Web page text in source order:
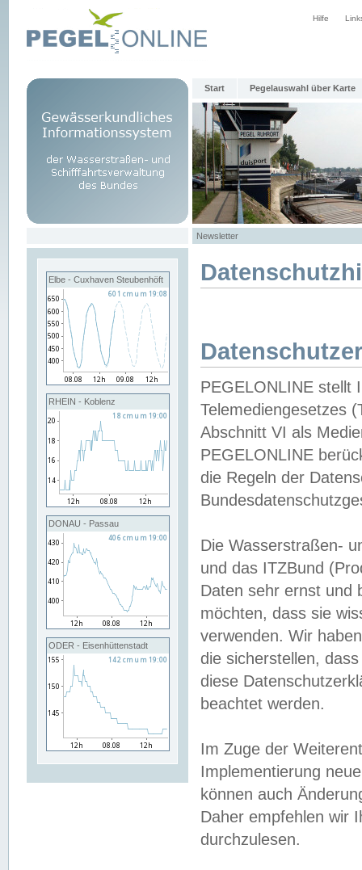
Hilfe
Start Pegelauswahl über Karte
Newsletter
Elbe - Cuxhaven Steubenhöft
RHEIN - Koblenz
DONAU - Passau
ODER - Eisenhüttenstadt
PEGELONLINE stellt
Telemediengesetzes
Abschnitt VI als
PEGELONLINE
die Regeln der
Die Wasserstraßen-
und das ITZBund
Daten sehr ernst und
möchten, dass sie
verwenden. Wir
die sicherstellen,
diese
beachtet werden.
Im Zuge der
Implementierung
können auch
Daher empfehlen wir
durchzulesen.